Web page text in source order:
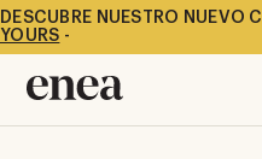
DESCUBRE NUESTRO NUEVO
YOURS -